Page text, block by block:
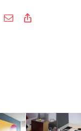
Email